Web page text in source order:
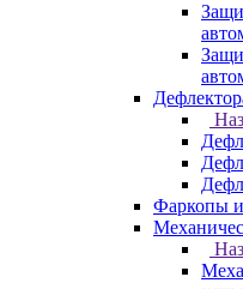
Фаркопы и